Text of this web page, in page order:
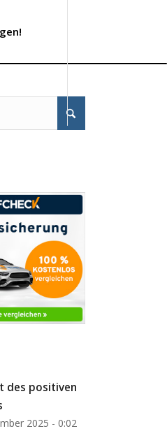
des positiven
2025 - 0:02